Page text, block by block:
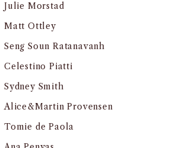
Julie Morstad
Matt Ottley
Seng Soun Ratanavanh
Celestino Piatti
Sydney Smith
Alice&Martin Provensen
Tomie de Paola